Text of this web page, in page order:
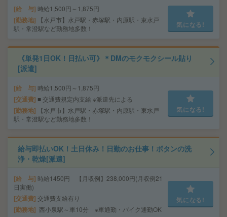
給 与 時給1,500円～1,875円
勤務地
【水戸市】水戸駅・赤塚駅・内原駅・東水戸
駅・常澄駅など勤務地多数！
気になる!
《単発1日OK！日払い可》＊DMのモクモクシール貼り
[派遣]
給 与 時給1,500円～1,875円
交通費 ■ 交通費規定内支給 ※派遣先による
勤務地
【水戸市】水戸駅・赤塚駅・内原駅・東水戸
駅・常澄駅など勤務地多数！
気になる!
給与即払いOK！土日休み！日勤のお仕事！ボタンの洗
浄・乾燥[派遣]
給 与 時給1450円 【月収例】238,000円(月収例21
日実働)
交通費 交通費支給有り
勤務地 西小泉駅～車10分 ※車通勤・バイク通勤OK
気になる!